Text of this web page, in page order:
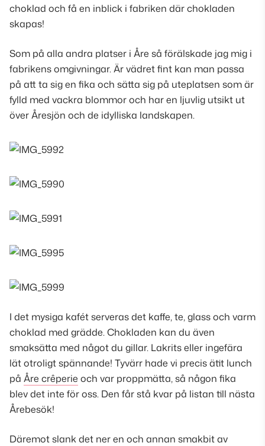
choklad och få en inblick i fabriken där chokladen
skapas!
Som på alla andra platser i Åre så förälskade jag mig i
fabrikens omgivningar. Är vädret fint kan man passa
på att ta sig en fika och sätta sig på uteplatsen som är
fylld med vackra blommor och har en ljuvlig utsikt ut
över Åresjön och de idylliska landskapen.
I det mysiga kafét serveras det kaffe, te, glass och varm
choklad med grädde. Chokladen kan du även
smaksätta med något du gillar. Lakrits eller ingefära
lät otroligt spännande! Tyvärr hade vi precis ätit lunch
på Åre crêperie och var proppmätta, så någon fika
blev det inte för oss. Den får stå kvar på listan till nästa
Årebesök!
Däremot slank det ner en och annan smakbit av